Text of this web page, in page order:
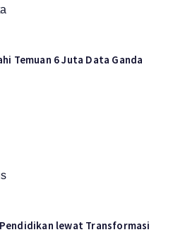
Temuan 6 Juta Data Ganda
lewat Transformasi